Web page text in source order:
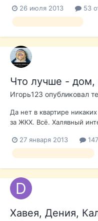
оглядеться с целью
долго думали ...
26 июля 2013 53
Что лучше - дом,
Игорь123 опубликовал
Да нет в квартире
за ЖКХ. Всё. Халявный
Макдональдсе, и то -
здоровье гамбургерами
27 января 2013
Хавея, Дения,